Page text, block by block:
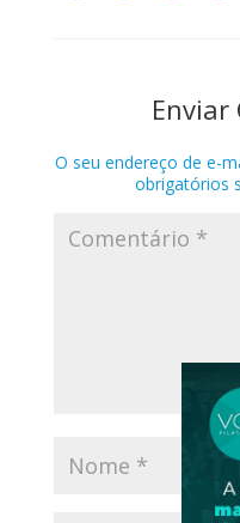
O seu endereço de e-
obrigatórios